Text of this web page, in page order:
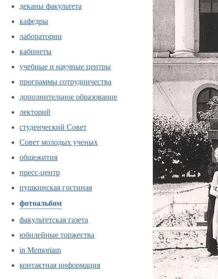
деканы факультета
кафедры
лаборатории
кабинеты
учебные и научные центры
программы сотрудничества
дополнительное образование
лекторий
студенческий Совет
Совет молодых ученых
общежития
пресс-центр
пушкинская гостиная
фотоальбом
факультетская газета
юбилейные торжества
in Memoriam
контактная информация